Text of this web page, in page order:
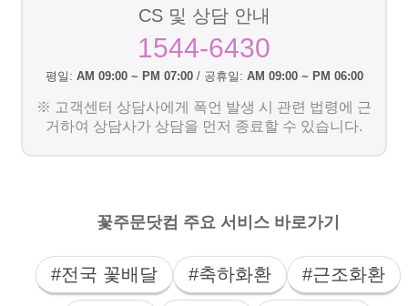
CS 및 상담 안내
1544-6430
평일: AM 09:00 ~ PM 07:00 / 공휴일: AM 09:00 ~ PM 06:00
※ 고객센터 상담사에게 폭언 발생 시 관련 법령에 근
거하여 상담사가 상담을 먼저 종료할 수 있습니다.
꽃주문닷컴 주요 서비스 바로가기
#전국 꽃배달 #축하화환 #근조화환